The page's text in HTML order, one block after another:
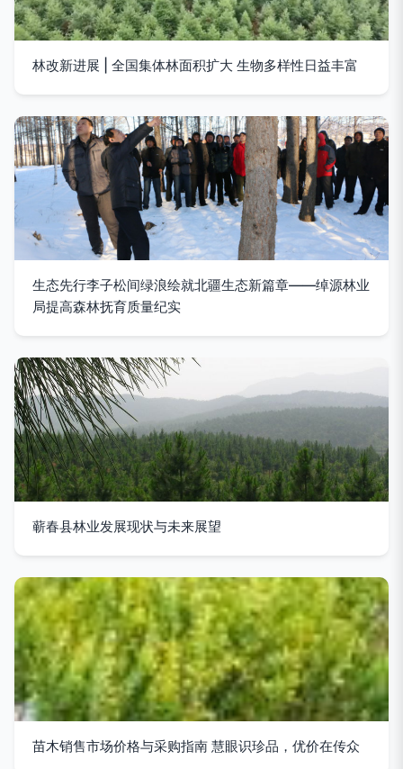
林改新进展 | 全国集体林面积扩大 生物多样性日益丰富
生态先行李子松间绿浪绘就北疆生态新篇章——绰源林业
局提高森林抚育质量纪实
蕲春县林业发展现状与未来展望
苗木销售市场价格与采购指南 慧眼识珍品，优价在传众